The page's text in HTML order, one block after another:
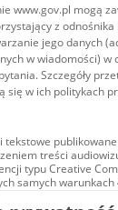
www.gov.pl mogą
z
jego danych
w wiadomości) w
Szczegóły
się w ich politykach
tekstowe
treści
typu Creative
samych warunkach
audiowizualne, w